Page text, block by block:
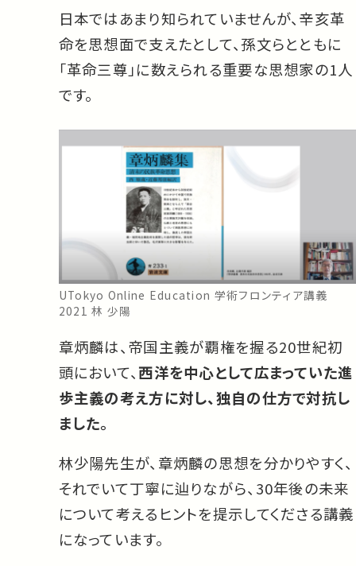
日本ではあまり知られていませんが、辛亥革
命を思想面で支えたとして、孫文らとともに
「革命三尊」に数えられる重要な思想家の1人
です。
UTokyo Online Education 学術フロンティア講義
2021 林 少陽
章炳麟は、帝国主義が覇権を握る20世紀初
頭において、 西洋を中心として広まっていた進
歩主義の考え方に対し、独自の仕方で対抗し
ました。
林少陽先生が、章炳麟の思想を分かりやすく、
それでいて丁寧に辿りながら、30年後の未来
について考えるヒントを提示してくださる講義
になっています。